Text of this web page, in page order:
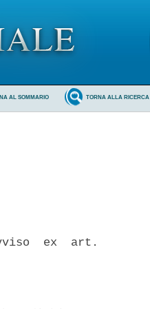
TORNA ALLA RICERCA
AL SOMMARIO
ex  art.